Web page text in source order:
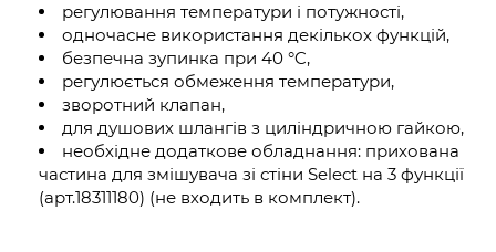
регулювання температури і потужності,
одночасне використання декількох функцій,
безпечна зупинка при 40 °C,
регулюється обмеження температури,
зворотний клапан,
для душових шлангів з циліндричною гайкою,
необхідне додаткове обладнання: прихована
частина для змішувача зі стіни Select на 3 функції
(арт.18311180) (не входить в комплект).